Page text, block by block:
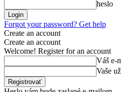
heslo
Forgot your password? Get help
Create an account
Create an account
Welcome! Register for an account
Váš e-
Vaše